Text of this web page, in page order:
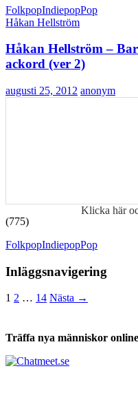
FolkpopIndiepopPop
Håkan Hellström
Håkan Hellström –
ackord (ver 2)
augusti 25, 2012 anonym
Klicka här
(775)
FolkpopIndiepopPop
Inläggsnavigering
1 2 … 14 Nästa →
Tabs och ackord
Träffa nya människor online